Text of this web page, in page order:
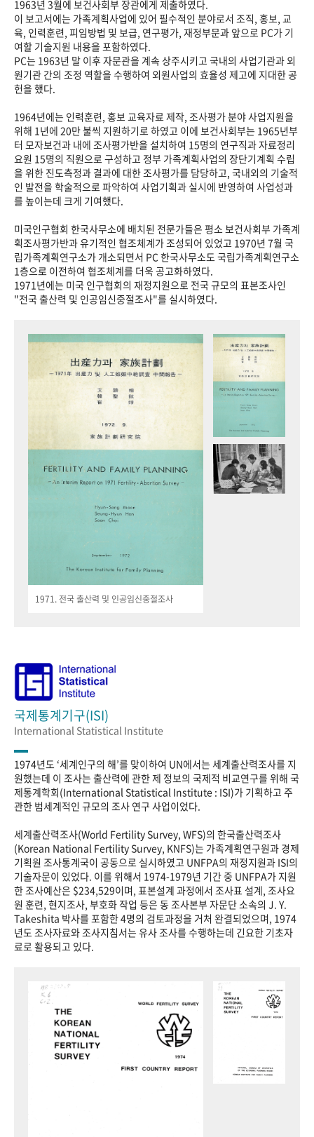
1963년 3월에 보건사회부 장관에게 제출하였다.
이 보고서에는 가족계획사업에 있어 필수적인 분야로서 조직, 홍보, 교
육, 인력훈련, 피임방법 및 보급, 연구평가, 재정부문과 앞으로 PC가 기
여할 기술지원 내용을 포함하였다.
PC는 1963년 말 이후 자문관을 계속 상주시키고 국내의 사업기관과 외
원기관 간의 조정 역할을 수행하여 외원사업의 효율성 제고에 지대한 공
헌을 했다.
1964년에는 인력훈련, 홍보 교육자료 제작, 조사평가 분야 사업지원을
위해 1년에 20만 불씩 지원하기로 하였고 이에 보건사회부는 1965년부
터 모자보건과 내에 조사평가반을 설치하여 15명의 연구직과 자료정리
요원 15명의 직원으로 구성하고 정부 가족계획사업의 장단기계획 수립
을 위한 진도측정과 결과에 대한 조사평가를 담당하고, 국내외의 기술적
인 발전을 학술적으로 파악하여 사업기획과 실시에 반영하여 사업성과
를 높이는데 크게 기여했다.
미국인구협회 한국사무소에 배치된 전문가들은 평소 보건사회부 가족계
획조사평가반과 유기적인 협조체계가 조성되어 있었고 1970년 7월 국
립가족계획연구소가 개소되면서 PC 한국사무소도 국립가족계획연구소
1층으로 이전하여 협조체계를 더욱 공고화하였다.
1971년에는 미국 인구협회의 재정지원으로 전국 규모의 표본조사인
"전국 출산력 및 인공임신중절조사"를 실시하였다.
1971. 전국 출산력 및 인공임신중절조사
국제통계기구(ISI)
International Statistical Institute
1974년도 ‘세계인구의 해’를 맞이하여 UN에서는 세계출산력조사를 지
원했는데 이 조사는 출산력에 관한 제 정보의 국제적 비교연구를 위해 국
제통계학회(International Statistical Institute : ISI)가 기획하고 주
관한 범세계적인 규모의 조사 연구 사업이었다.
세계출산력조사(World Fertility Survey, WFS)의 한국출산력조사
(Korean National Fertility Survey, KNFS)는 가족계획연구원과 경제
기획원 조사통계국이 공동으로 실시하였고 UNFPA의 재정지원과 ISI의
기술자문이 있었다. 이를 위해서 1974-1979년 기간 중 UNFPA가 지원
한 조사예산은 $234,529이며, 표본설계 과정에서 조사표 설계, 조사요
원 훈련, 현지조사, 부호화 작업 등은 동 조사본부 자문단 소속의 J. Y.
Takeshita 박사를 포함한 4명의 검토과정을 거처 완결되었으며, 1974
년도 조사자료와 조사지침서는 유사 조사를 수행하는데 긴요한 기초자
료로 활용되고 있다.